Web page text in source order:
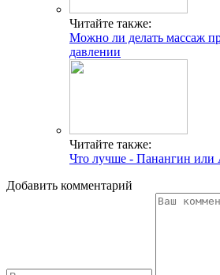
Читайте также:
Можно ли делать массаж
давлении
Читайте также:
Что лучше - Панангин или
Добавить комментарий